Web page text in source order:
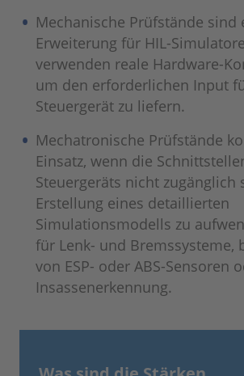
Mechanische Prüfstände sind
Erweiterung für HIL-
verwenden reale Hardware-
um den erforderlichen Input
Steuergerät zu liefern.
Mechatronische Prüfstände
Einsatz, wenn die
Steuergeräts nicht zugänglich
Erstellung eines detaillierten
Simulationsmodells zu
für Lenk- und Bremssysteme,
von ESP- oder ABS-Sensoren
Insassenerkennung.